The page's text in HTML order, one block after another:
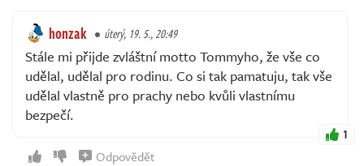
honzak úterý, 19. 5., 20:49
Stále mi přijde zvláštní motto Tommyho, že vše co
udělal, udělal pro rodinu. Co si tak pamatuju, tak vše
udělal vlastně pro prachy nebo kvůli vlastnímu
bezpečí.
1
Odpovědět